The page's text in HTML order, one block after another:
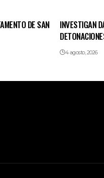
DE SAN
INVESTIGAN
4 agosto, 2026